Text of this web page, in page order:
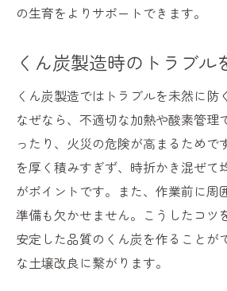
の生育をよりサポートできます。
くん炭製造時のトラブル
くん炭製造ではトラブルを未然に防
なぜなら、不適切な加熱や酸素管理
ったり、火災の危険が高まるためで
を厚く積みすぎず、時折かき混ぜて
がポイントです。また、作業前に周
準備も欠かせません。こうしたコツ
安定した品質のくん炭を作ることが
な土壌改良に繋がります。